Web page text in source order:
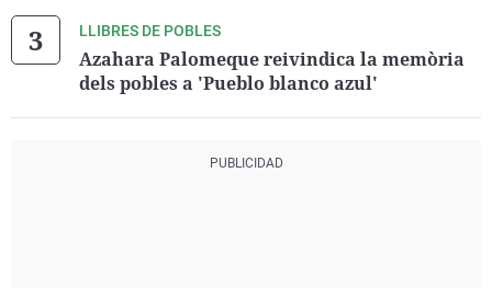
LLIBRES DE POBLES
Azahara Palomeque reivindica la memòria
dels pobles a 'Pueblo blanco azul'